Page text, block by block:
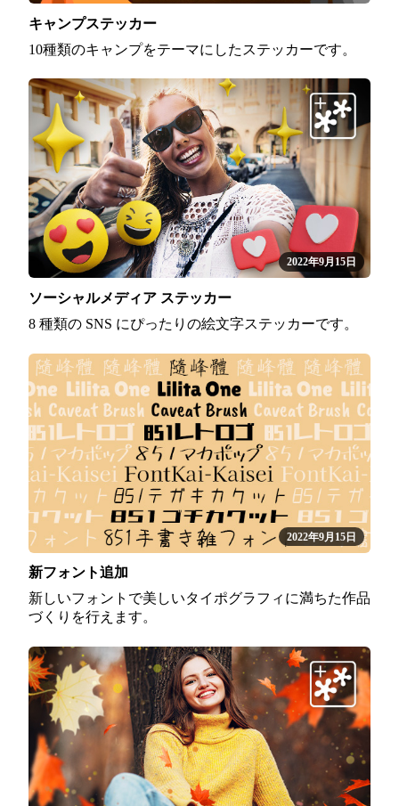
キャンプステッカー
10種類のキャンプをテーマにしたステッカーです。
2022年9月15日
ソーシャルメディア ステッカー
8 種類の SNS にぴったりの絵文字ステッカーです。
2022年9月15日
新フォント追加
新しいフォントで美しいタイポグラフィに満ちた作品
づくりを行えます。